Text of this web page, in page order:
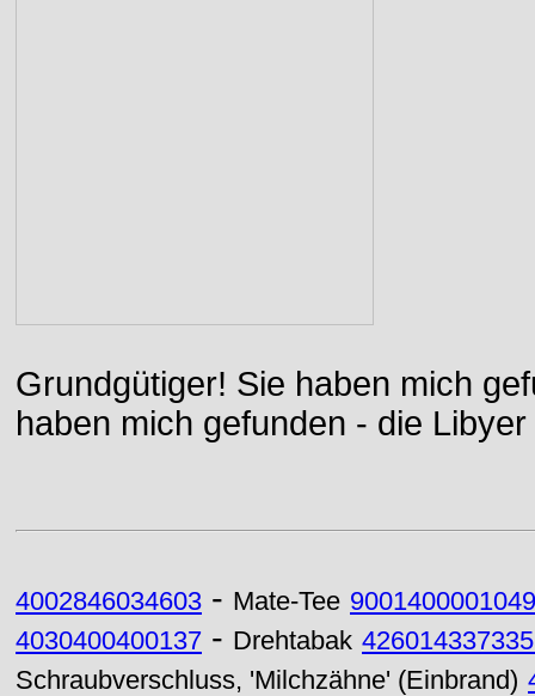
Grundgütiger! Sie haben mich
haben mich gefunden - die
4002846034603 - Mate-Tee 9001400001049
4030400400137 - Drehtabak
Schraubverschluss, 'Milchzähne' (Einbrand)